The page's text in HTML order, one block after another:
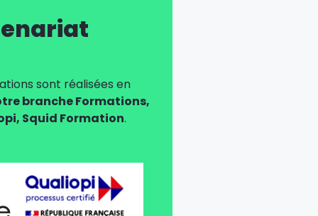
sont réalisées en
branche Formations,
Squid Formation.